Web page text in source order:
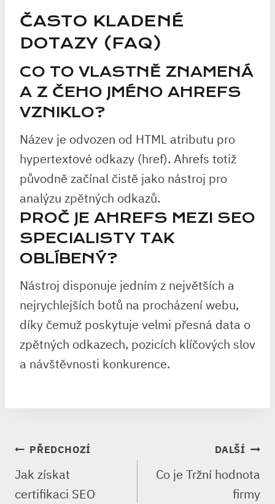
ČASTO KLADENÉ
DOTAZY (FAQ)
CO TO VLASTNĚ ZNAMENÁ
A Z ČEHO JMÉNO AHREFS
VZNIKLO?
Název je odvozen od HTML atributu pro
hypertextové odkazy (href). Ahrefs totiž
původně začínal čistě jako nástroj pro
analýzu zpětných odkazů.
PROČ JE AHREFS MEZI SEO
SPECIALISTY TAK
OBLÍBENÝ?
Nástroj disponuje jedním z největších a
nejrychlejších botů na procházení webu,
díky čemuž poskytuje velmi přesná data o
zpětných odkazech, pozicích klíčových slov
a návštěvnosti konkurence.
NAVIGACE
PRO
PŘÍSPĚVEK
PŘEDCHOZÍ
Jak získat
certifikaci SEO
DALŠÍ
Co je Tržní hodnota
firmy